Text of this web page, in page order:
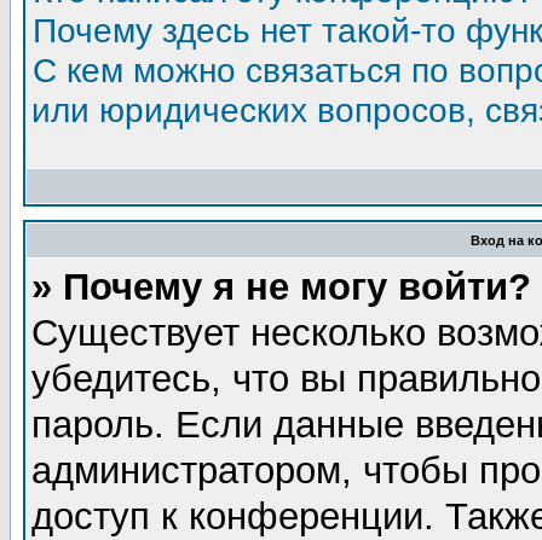
Почему здесь нет такой-то
С кем можно связаться по
или юридических вопросов,
Вход на
» Почему я не могу войти?
Существует несколько
убедитесь, что вы
пароль. Если данные
администратором, чтобы
доступ к конференции.